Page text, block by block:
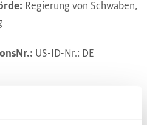
Regierung von Schwaben,
US-ID-Nr.: DE